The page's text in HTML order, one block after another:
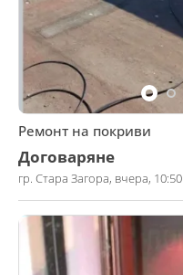
Ремонт на покриви
Договаряне
гр. Стара Загора, вчера, 10:50